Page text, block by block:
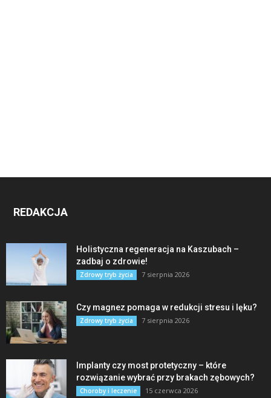
REDAKCJA
Holistyczna regeneracja na Kaszubach –
zadbaj o zdrowie!
Zdrowy tryb życia 7 sierpnia 2026
Czy magnez pomaga w redukcji stresu i lęku?
Zdrowy tryb życia 7 sierpnia 2026
Implanty czy most protetyczny – które
rozwiązanie wybrać przy brakach zębowych?
Choroby i leczenie 15 czerwca 2026